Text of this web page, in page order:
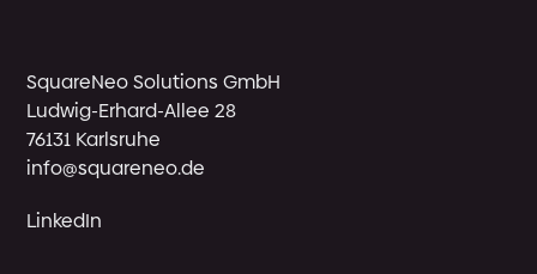
SquareNeo Solutions GmbH
Ludwig-Erhard-Allee 28
76131 Karlsruhe
info@squareneo.de
LinkedIn